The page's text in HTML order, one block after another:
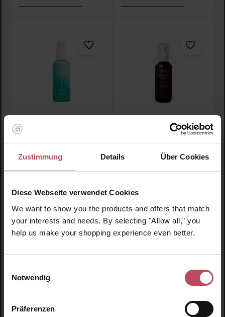
Zustimmung Details Über Cookies
Diese Webseite verwendet Cookies
We want to show you the products and offers that match
your interests and needs. By selecting "Allow all," you
help us make your shopping experience even better.
Notwendig
Präferenzen
Leave In Treatment
Regulärer Preis:
42,85 CHF
Inkl. MwSt
Produkt Anzahl: Gib den gewünschten Wert ein
Rated Green
Real Argan Smoothing Hair
Serum
Leave In Serum
Regulärer Preis:
28,55 CHF
Inkl. MwSt
Produkt Anzahl: Gib den